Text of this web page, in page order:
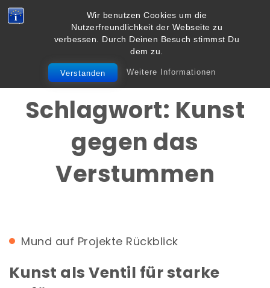
Wir benutzen Cookies um die
Nutzerfreundlichkeit der Webseite zu
verbessen. Durch Deinen Besuch stimmst Du
dem zu.
Verstanden Weitere Informationen
Skip to content
Vielbegabt.de
Toggle
navigation
Schlagwort: Kunst
gegen das
Verstummen
Mund auf Projekte Rückblick
Kunst als Ventil für starke